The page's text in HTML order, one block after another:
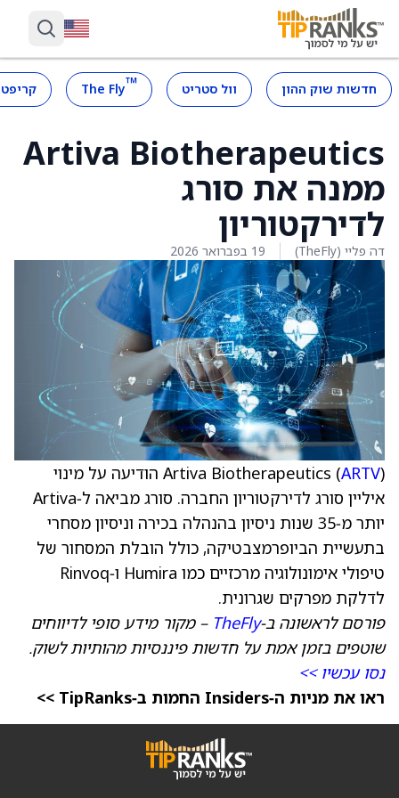
חדשות שוק ההון וול סטריט ™
The Fly
Artiva Biotherapeutics
ממנה את סורג
לדירקטוריון
דה פליי (TheFly) 19 בפברואר 2026
Artiva Biotherapeutics (ARTV
) הודיעה על מינוי
איליין סורג לדירקטוריון החברה. סורג מביאה ל‑Artiva
יותר מ‑35 שנות ניסיון בהנהלה בכירה וניסיון מסחרי
בתעשיית הביופרמצבטיקה, כולל הובלת המסחור של
טיפולי אימונולוגיה מרכזיים כמו Humira ו‑Rinvoq
לדלקת מפרקים שגרונית.
פורסם לראשונה ב‑TheFly – מקור מידע סופי לדיווחים
שוטפים בזמן אמת על חדשות פיננסיות מהותיות לשוק.
נסו עכשיו >>
ראו את מניות ה‑Insiders החמות ב‑TipRanks >>